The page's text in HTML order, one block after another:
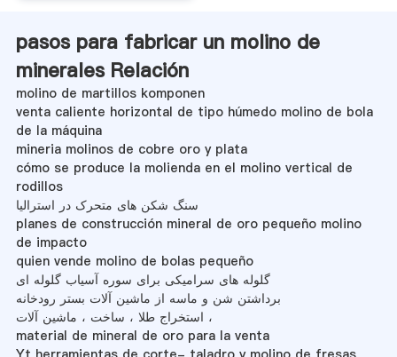
pasos para fabricar un molino de
minerales Relación
molino de martillos komponen
venta caliente horizontal de tipo húmedo molino de bola
de la máquina
mineria molinos de cobre oro y plata
cómo se produce la molienda en el molino vertical de
rodillos
سنگ شکن های متحرک در استرالیا
planes de construcción mineral de oro pequeño molino
de impacto
quien vende molino de bolas pequeño
گلوله های سرامیکی برای سوره آسیاب گلوله ای
برداشتن شن و ماسه از ماشین آلات بستر رودخانه
استخراج طلا ، ساخت ، ماشین آلات ،
material de mineral de oro para la venta